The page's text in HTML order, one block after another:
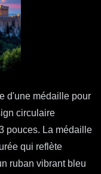
d'une médaille pour
circulaire
pouces. La médaille
qui reflète
ruban vibrant bleu